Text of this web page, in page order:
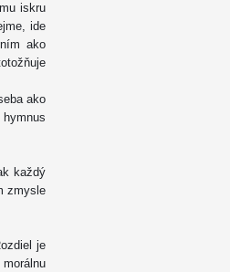
iskru
ide
ako
ako
každý
zmysle
je